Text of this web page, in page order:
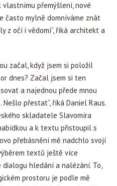
přemýšlení, nové
často mylně domníváme znát
z očí i vědomí“, říká architekt a
začal, když jsem si položil
dnes? Začal jsem si ten
a najednou přede mnou
přestat“, říká Daniel Raus.
skladatele Slavomíra
a k textu přistoupil s
přebásnění mě nadchlo svojí
textů ještě více
hledání a nalézání. To,
prostoru je podle mě